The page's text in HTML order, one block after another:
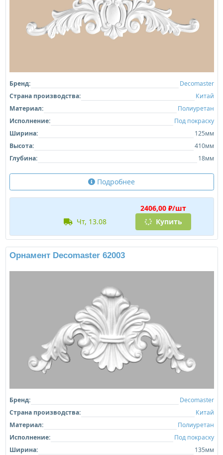
Бренд:
Decomaster
Страна производства:
Китай
Материал:
Полиуретан
Исполнение:
Под покраску
Ширина:
125мм
Высота:
410мм
Глубина:
18мм
Подробнее
2406,00 ₽/шт
чт, 13.08
Купить
Орнамент Decomaster 62003
Бренд:
Decomaster
Страна производства:
Китай
Материал:
Полиуретан
Исполнение:
Под покраску
Ширина:
135мм